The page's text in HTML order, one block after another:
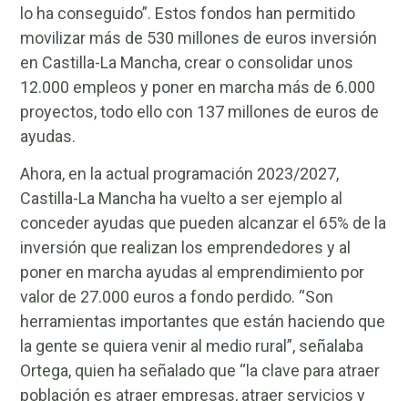
lo ha conseguido”. Estos fondos han permitido
movilizar más de 530 millones de euros inversión
en Castilla-La Mancha, crear o consolidar unos
12.000 empleos y poner en marcha más de 6.000
proyectos, todo ello con 137 millones de euros de
ayudas.
Ahora, en la actual programación 2023/2027,
Castilla-La Mancha ha vuelto a ser ejemplo al
conceder ayudas que pueden alcanzar el 65% de la
inversión que realizan los emprendedores y al
poner en marcha ayudas al emprendimiento por
valor de 27.000 euros a fondo perdido. “Son
herramientas importantes que están haciendo que
la gente se quiera venir al medio rural”, señalaba
Ortega, quien ha señalado que “la clave para atraer
población es atraer empresas, atraer servicios y